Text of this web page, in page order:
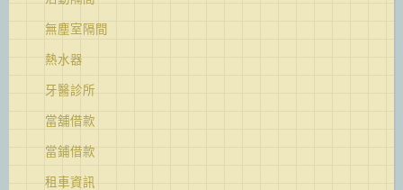
無塵室隔間
熱水器
牙醫診所
當舖借款
當鋪借款
租車資訊